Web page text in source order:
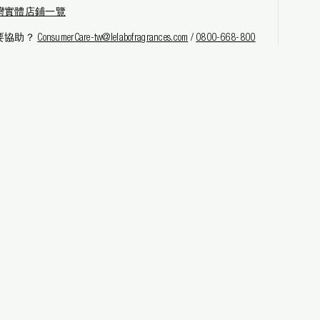
實體店鋪一覽
協助？ ConsumerCare-tw@lelabofragrances.com / 0800-668-800